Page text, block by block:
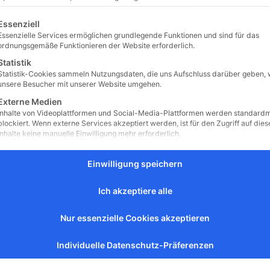
BMV?
eigenständige,
ist Mutter, sie
eine Liste der Service-Gruppen, für die eine Einwilligung erteilt
Services ermöglichen grundlegende Funktionen und sind für das
Funktionieren der Website erforderlich.
Cookies sammeln Nutzungsdaten, die uns Aufschluss darüber geben,
Besucher mit unserer Website umgehen.
Medien
von Videoplattformen und Social-Media-Plattformen werden
Wenn externe Services akzeptiert werden, ist für den Zugriff auf
keine manuelle Einwilligung mehr erforderlich.
Einwilligung speichern
Ich akzeptiere alle
Nur essenzielle Cookies akzeptieren
Individuelle Datenschutz-Präferenzen